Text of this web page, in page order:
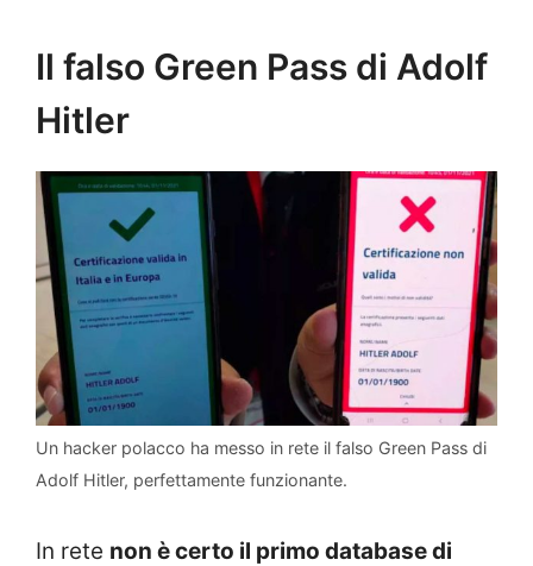
Il falso Green Pass di Adolf
Hitler
Un hacker polacco ha messo in rete il falso Green Pass di
Adolf Hitler, perfettamente funzionante.
In rete non è certo il primo database di